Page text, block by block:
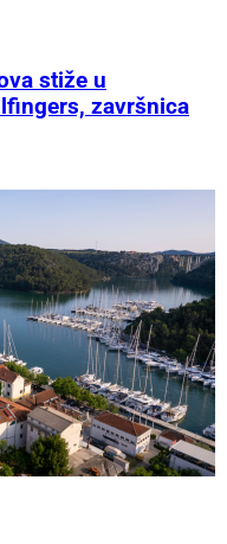
stiže u
završnica